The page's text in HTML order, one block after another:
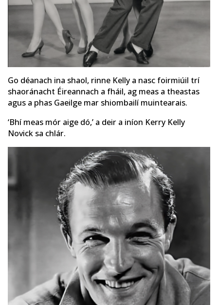
Go déanach ina shaol, rinne Kelly a nasc foirmiúil trí
shaoránacht Éireannach a fháil, ag meas a theastas
agus a phas Gaeilge mar shiombailí muintearais.
‘Bhí meas mór aige dó,’ a deir a iníon Kerry Kelly
Novick sa chlár.